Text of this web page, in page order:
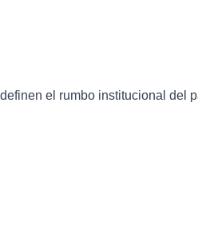
el rumbo institucional del